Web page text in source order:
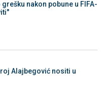
nakon pobune u FIFA-
Alajbegović nositi u